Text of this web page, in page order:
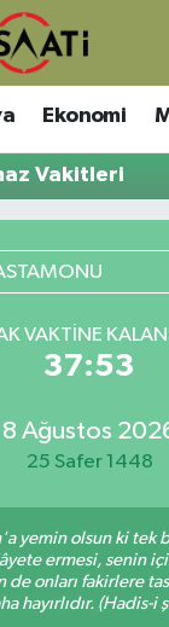
Ekonomi
Vakitleri
VAKTINE KALAN
37:53
8 Ağustos
25 Safer 1448
yemin olsun ki tek
ermesi, senin
de onları fakirlere
hayırlıdır. (Hadis-i
Durumu ve